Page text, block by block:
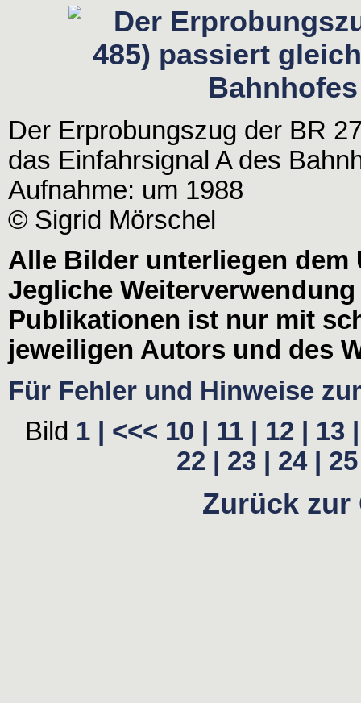
Der Erprobungszug der BR
das Einfahrsignal A des
Aufnahme: um 1988
© Sigrid Mörschel
Alle Bilder unterliegen dem
Jegliche
Publikationen ist nur mit
jeweiligen Autors und des
Für Fehler und Hinweise
Bild 1 | <<< 10 | 11 | 12 |
13 |
22 |
23 | 24 |
Zurück zur